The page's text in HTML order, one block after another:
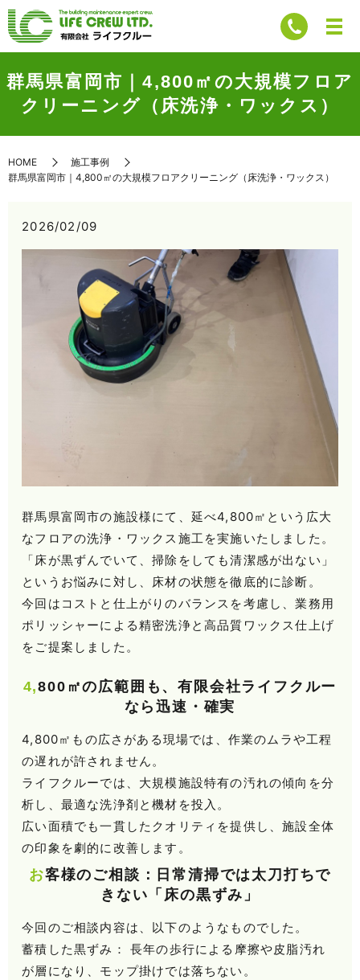
群馬県富岡市｜4,800㎡の大規模フロア
クリーニング（床洗浄・ワックス）
HOME
施工事例
群馬県富岡市｜4,800㎡の大規模フロアクリーニング（床洗浄・ワックス）
2026/02/09
群馬県富岡市の施設様にて、延べ4,800㎡という広大
なフロアの洗浄・ワックス施工を実施いたしました。
「床が黒ずんでいて、掃除をしても清潔感が出ない」
というお悩みに対し、床材の状態を徹底的に診断。
今回はコストと仕上がりのバランスを考慮し、業務用
ポリッシャーによる精密洗浄と高品質ワックス仕上げ
をご提案しました。
4,800㎡の広範囲も、有限会社ライフクルー
なら迅速・確実
4,800㎡もの広さがある現場では、作業のムラや工程
の遅れが許されません。
ライフクルーでは、大規模施設特有の汚れの傾向を分
析し、最適な洗浄剤と機材を投入。
広い面積でも一貫したクオリティを提供し、施設全体
の印象を劇的に改善します。
お客様のご相談：日常清掃では太刀打ちで
きない「床の黒ずみ」
今回のご相談内容は、以下のようなものでした。
蓄積した黒ずみ： 長年の歩行による摩擦や皮脂汚れ
が層になり、モップ掛けでは落ちない。